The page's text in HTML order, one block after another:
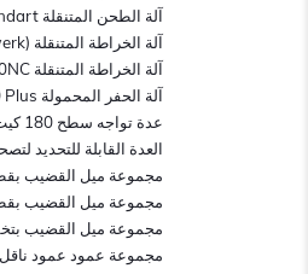
آلة الطحن المتنقلة BM 40 Standart
آلة الخراطة المتنقلة BM 50 (Borwerk)
آلة الخراطة المتنقلة BM 60NC
آلة الحفر المحمولة BM 60 Plus
عدة تواجه سطح 180 كيت
العدة القابلة للتحديد
مجموعة ميل القضيب بقطر 20 مم (40-
مجموعة ميل القضيب بقطر 30
مجموعة ميل القضيب بتخفيض
مجموعة عمود عمود ناقل